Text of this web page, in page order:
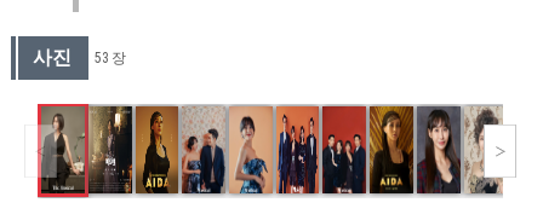
사진 53 장